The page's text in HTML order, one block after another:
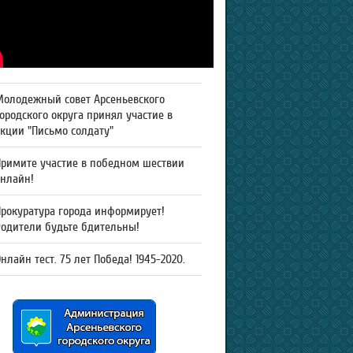
совет Арсеньевского
округа принял участие в
"Письмо солдату"
участие в победном шествии
города информирует!
будьте бдительны!
тест. 75 лет Победа! 1945-2020.